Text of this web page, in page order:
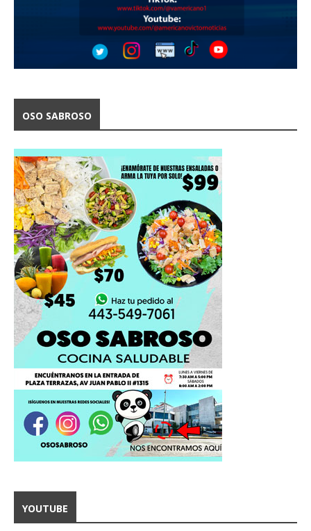
OSO SABROSO
YOUTUBE